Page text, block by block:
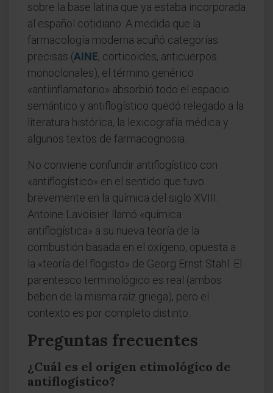
sobre la base latina que ya estaba incorporada
al español cotidiano. A medida que la
farmacología moderna acuñó categorías
precisas (AINE, corticoides, anticuerpos
monoclonales), el término genérico
«antiinflamatorio» absorbió todo el espacio
semántico y antiflogístico quedó relegado a la
literatura histórica, la lexicografía médica y
algunos textos de farmacognosia.
No conviene confundir antiflogístico con
«antiflogístico» en el sentido que tuvo
brevemente en la química del siglo XVIII.
Antoine Lavoisier llamó «química
antiflogística» a su nueva teoría de la
combustión basada en el oxígeno, opuesta a
la «teoría del flogisto» de Georg Ernst Stahl. El
parentesco terminológico es real (ambos
beben de la misma raíz griega), pero el
contexto es por completo distinto.
Preguntas frecuentes
¿Cuál es el origen etimológico de
antiflogístico?